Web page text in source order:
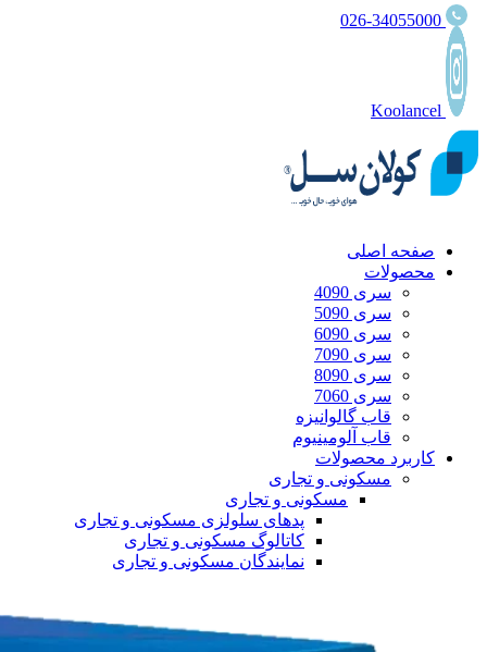
صفحه اصلی
محصولات
سری 4090
سری 5090
سری 6090
سری 7090
سری 8090
سری 7060
قاب گالوانیزه
قاب آلومینیوم
کاربرد محصولات
مسکونی و تجاری
مسکونی و تجاری
پدهای سلولزی مسکونی و تجاری
کاتالوگ مسکونی و تجاری
نمایندگان مسکونی و تجاری